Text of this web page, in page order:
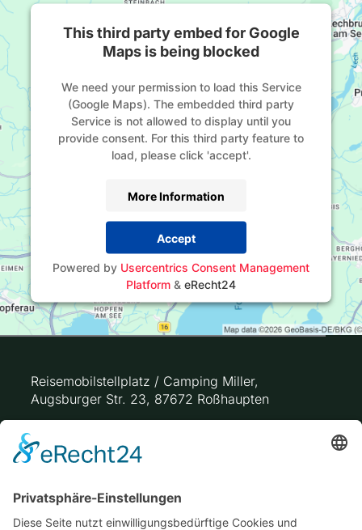
This third party embed for Google
Maps is being blocked
We need your permission to load this Service
(Google Maps). The embedded third party
Service is not allowed to display until you
provide consent. For this third party feature to
load, please click 'accept'.
More Information
Accept
Powered by Usercentrics Consent Management
Platform & eRecht24
Reisemobilstellplatz / Camping Miller,
Augsburger Str. 23, 87672 Roßhaupten
GPS-Koordinaten: 47.6588954, 10.7194778
info@campingmiller.de